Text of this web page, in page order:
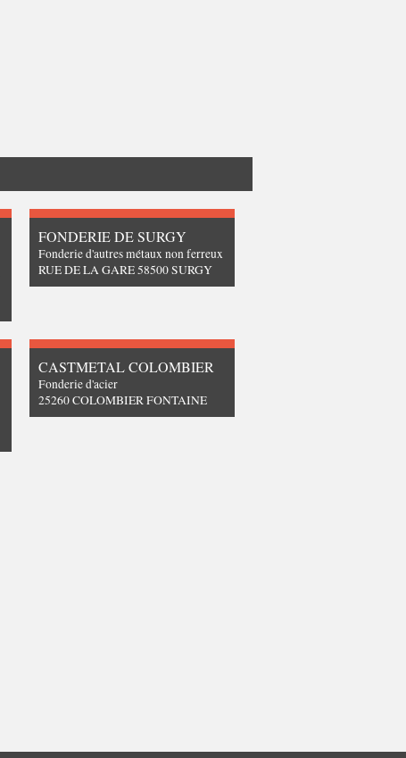
FONDERIE DE SURGY
Fonderie d'autres métaux non ferreux
RUE DE LA GARE 58500 SURGY
CASTMETAL COLOMBIER
Fonderie d'acier
25260 COLOMBIER FONTAINE